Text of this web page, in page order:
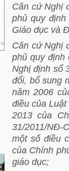
Căn cứ Nghị
phủ quy
Giáo dục và
Căn cứ Nghị
phủ quy định
Nghị định số
đổi, bổ sung
năm 2006
điều của
2013 của
31/2011/NĐ-
một số điều
của Chính
giáo dục;